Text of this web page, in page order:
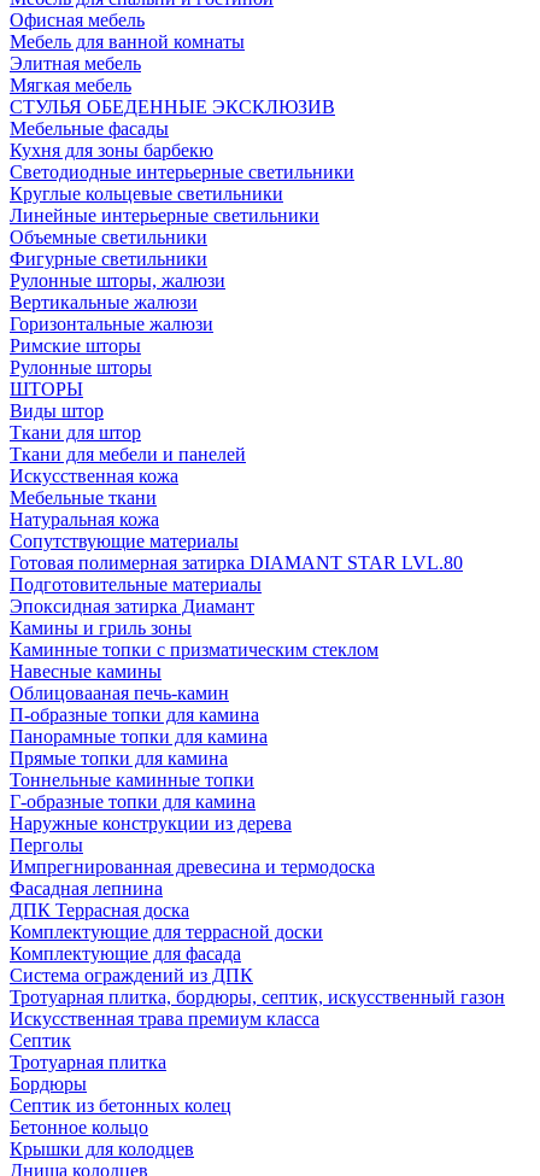
Офисная мебель
Мебель для ванной комнаты
Элитная мебель
Мягкая мебель
СТУЛЬЯ ОБЕДЕННЫЕ ЭКСКЛЮЗИВ
Мебельные фасады
Кухня для зоны барбекю
Светодиодные интерьерные светильники
Круглые кольцевые светильники
Линейные интерьерные светильники
Объемные светильники
Фигурные светильники
Рулонные шторы, жалюзи
Вертикальные жалюзи
Горизонтальные жалюзи
Римские шторы
Рулонные шторы
ШТОРЫ
Виды штор
Ткани для штор
Ткани для мебели и панелей
Искусственная кожа
Мебельные ткани
Натуральная кожа
Сопутствующие материалы
Готовая полимерная затирка DIAMANT STAR LVL.80
Подготовительные материалы
Эпоксидная затирка Диамант
Камины и гриль зоны
Каминные топки с призматическим стеклом
Навесные камины
Облицовааная печь-камин
П-образные топки для камина
Панорамные топки для камина
Прямые топки для камина
Тоннельные каминные топки
Г-образные топки для камина
Наружные конструкции из дерева
Перголы
Импрегнированная древесина и термодоска
Фасадная лепнина
ДПК Террасная доска
Комплектующие для террасной доски
Комплектующие для фасада
Система ограждений из ДПК
Тротуарная плитка, бордюры, септик, искусственный газон
Искусственная трава премиум класса
Септик
Тротуарная плитка
Бордюры
Септик из бетонных колец
Бетонное кольцо
Крышки для колодцев
Днища колодцев